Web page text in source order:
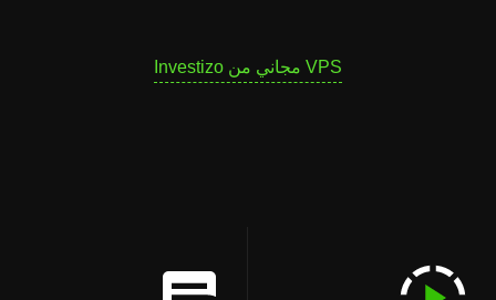
VPS مجاني من Investizo